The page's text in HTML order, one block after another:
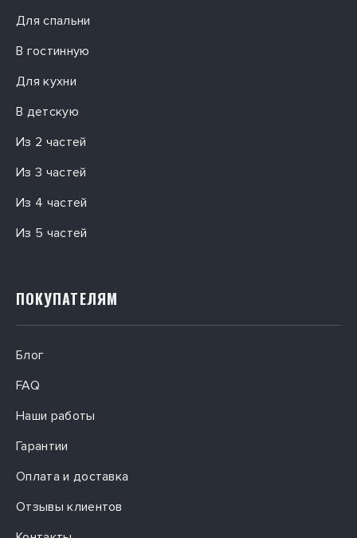
Для спальни
В гостинную
Для кухни
В детскую
Из 2 частей
Из 3 частей
Из 4 частей
Из 5 частей
ПОКУПАТЕЛЯМ
Блог
FAQ
Наши работы
Гарантии
Оплата и доставка
Отзывы клиентов